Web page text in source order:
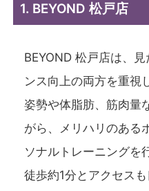
1. BEYOND 松戸店
BEYOND 松戸店は、
ンス向上の両方を重視
姿勢や体脂肪、筋肉量
がら、メリハリのある
ソナルトレーニングを
徒歩約1分とアクセス